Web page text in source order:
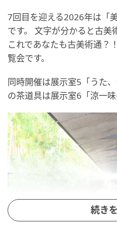
7回目を迎える2026年は「
です。 文字が分かると古美
これであなたも古美術通？
覧会です。
同時開催は展示室5「うた
の茶道具は展示室6「涼一味
続き